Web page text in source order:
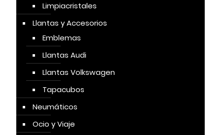
Limpiacristales
Llantas y Accesorios
Emblemas
Llantas Audi
Llantas Volkswagen
Tapacubos
Neumáticos
Ocio y Viaje